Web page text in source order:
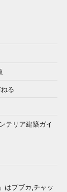
る
テリア建築ガイ
はブブカ,チャッ